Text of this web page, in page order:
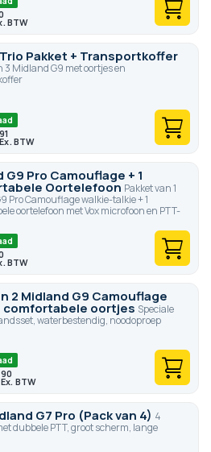
Pakket + Transportkoffer
3 Midland G9 met oortjes en
91
G9 Pro Camouflage + 1
Oortelefoon Pakket van 1
Pro Camouflage walkie-talkie + 1
oortelefoon met Vox microfoon en PTT-
2 Midland G9 Camouflage
comfortabele oortjes Speciale
waterbestendig, noodoproep
90
G7 Pro (Pack van 4) 4
dubbele PTT, groot scherm, lange